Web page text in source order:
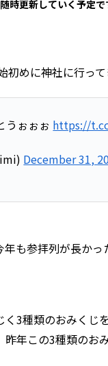
時更新していく予定で
めに神社に行って
うぉぉぉ https://
December 31,
も参拝列が長かっ
3種類のおみくじ
年この3種類のお